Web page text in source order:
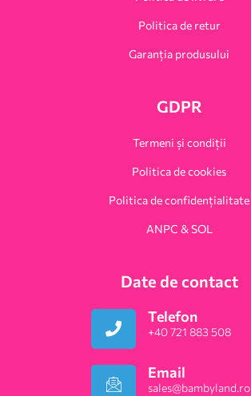
Politica de retur
Garanția produsului
GDPR
Termeni și condiții
Politica de cookies
Politica de confidențialitate
ANPC & SOL
Date de contact
Telefon
+40 721 883 508
Email
sales@bambyland.ro​